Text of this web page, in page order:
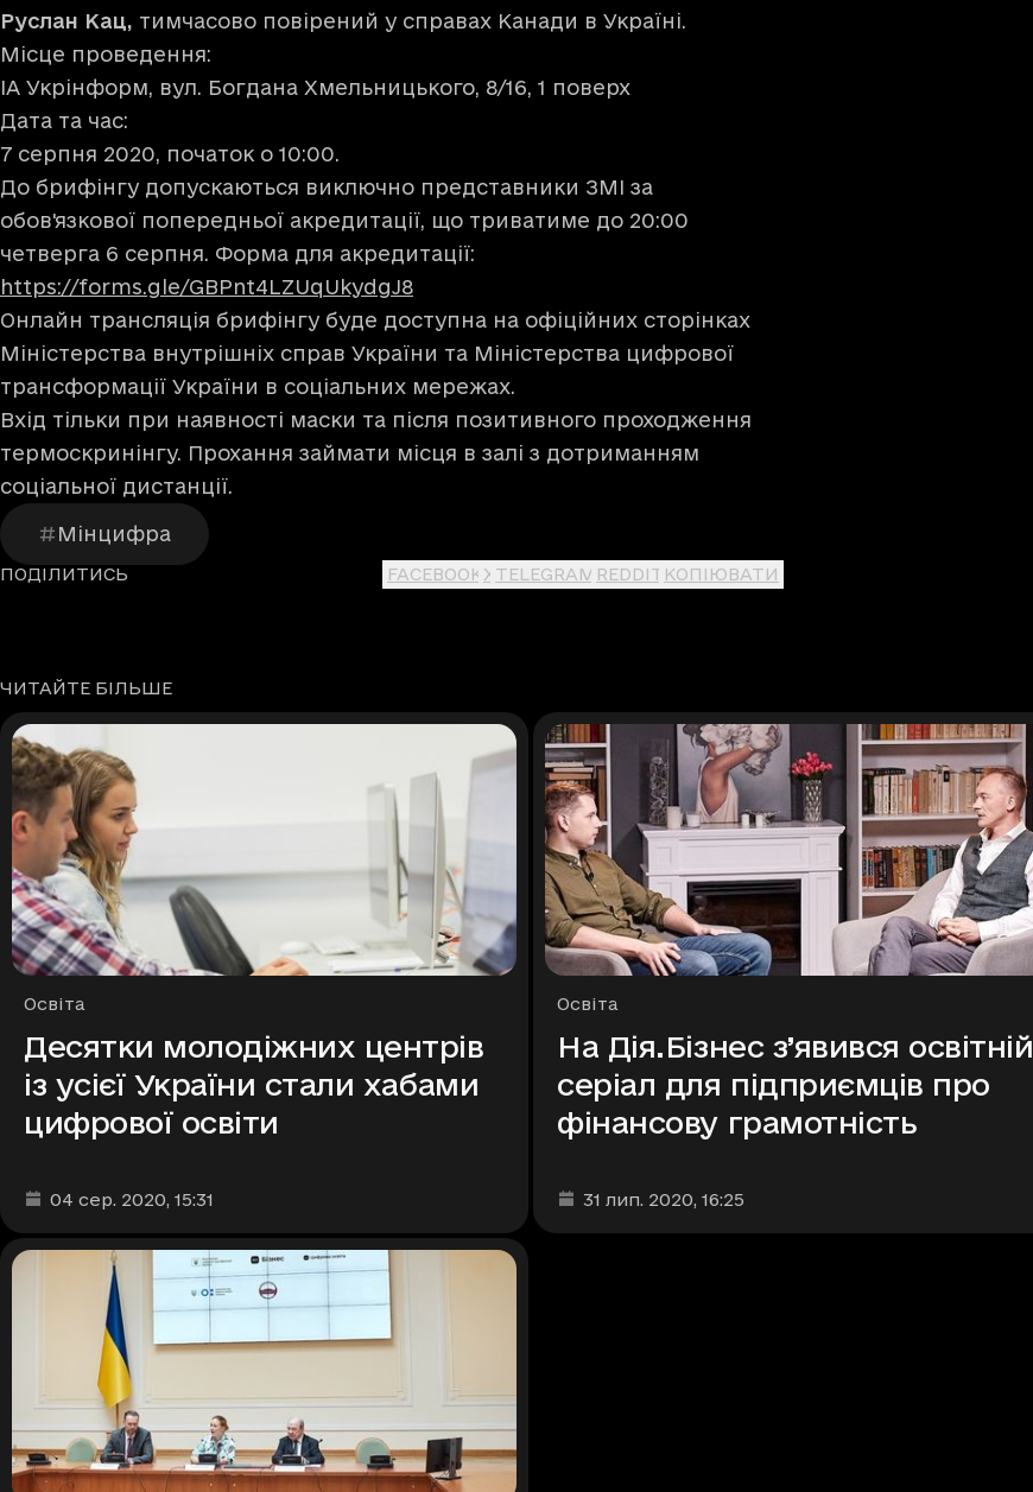
Руслан Кац, тимчасово повірений у справах Канади в Україні.
Місце проведення:
ІА Укрінформ, вул. Богдана Хмельницького, 8/16, 1 поверх
Дата та час:
7 серпня 2020, початок о 10:00.
До брифінгу допускаються виключно представники ЗМІ за
обов'язкової попередньої акредитації, що триватиме до 20:00
четверга 6 серпня. Форма для акредитації:
https://forms.gle/GBPnt4LZUqUkydgJ8
Онлайн трансляція брифінгу буде доступна на офіційних сторінках
Міністерства внутрішніх справ України та Міністерства цифрової
трансформації України в соціальних мережах.
Вхід тільки при наявності маски та після позитивного проходження
термоскринінгу. Прохання займати місця в залі з дотриманням
соціальної дистанції.
Мінцифра
ПОДІЛИТИСЬ FACEBOOK X TELEGRAM REDDIT КОПІЮВАТИ
ЧИТАЙТЕ БІЛЬШЕ
Рубрики
Освіта
Десятки молодіжних центрів
із усієї України стали хабами
цифрової освіти
Дата та час публікації
04 сер. 2020, 15:31
Рубрики
Освіта
На Дія.Бізнес з’явився освітній
серіал для підприємців про
фінансову грамотність
Дата та час публікації
31 лип. 2020, 16:25